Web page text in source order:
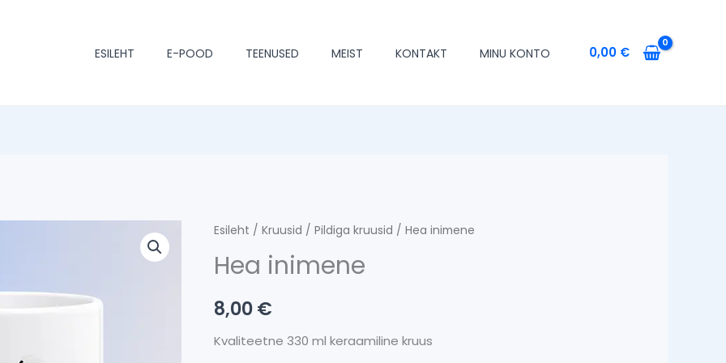
ESILEHT E-POOD TEENUSED MEIST KONTAKT MINU KONTO 0,00 €
Esileht / Kruusid / Pildiga kruusid / Hea inimene
Hea inimene
8,00€
Kvaliteetne 330 ml keraamiline kruus
Hea
kogus